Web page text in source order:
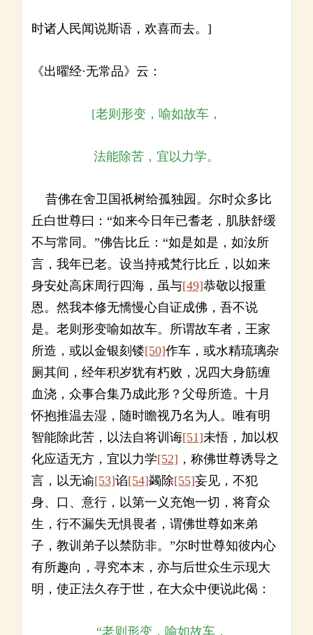
时诸人民闻说斯语，欢喜而去。]
《出曜经·无常品》云：
[老则形变，喻如故车，
法能除苦，宜以力学。
昔佛在舍卫国祇树给孤独园。尔时众多比
丘白世尊曰：“如来今日年已耆老，肌肤舒缓
不与常同。”佛告比丘：“如是如是，如汝所
言，我年已老。设当持戒梵行比丘，以如来
身安处高床周行四海，虽与[49]恭敬以报重
恩。然我本修无憍慢心自证成佛，吾不说
是。老则形变喻如故车。所谓故车者，王家
所造，或以金银刻镂[50]作车，或水精琉璃杂
厕其间，经年积岁犹有朽败，况四大身筋缠
血浇，众事合集乃成此形？父母所造。十月
怀抱推温去湿，随时瞻视乃名为人。唯有明
智能除此苦，以法自将训诲[51]未悟，加以权
化应适无方，宜以力学[52] ，称佛世尊诱导之
言，以无谕[53]谄[54]蠲除[55]妄见，不犯
身、口、意行，以第一义充饱一切，将育众
生，行不漏失无惧畏者，谓佛世尊如来弟
子，教训弟子以禁防非。”尔时世尊知彼内心
有所趣向，寻究本末，亦与后世众生示现大
明，使正法久存于世，在大众中便说此偈：
“老则形变，喻如故车，